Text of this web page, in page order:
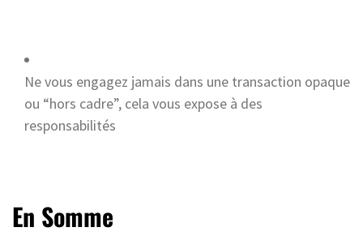
Ne vous engagez jamais dans une transaction opaque
ou “hors cadre”, cela vous expose à des
responsabilités
En Somme